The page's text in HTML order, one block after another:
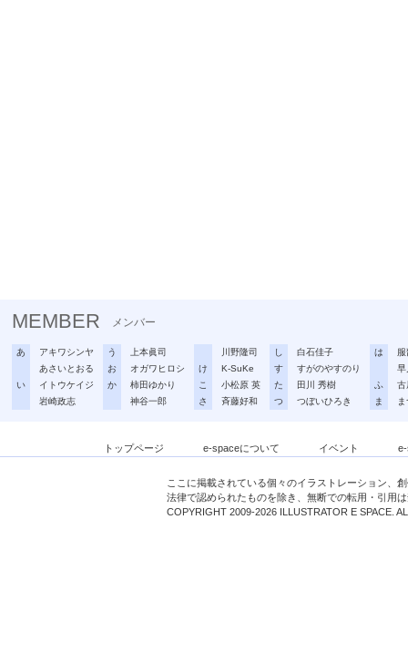
MEMBER メンバー
あ
アキワシンヤ
あさいとおる
い
イトウケイジ
岩崎政志
う
上本眞司
お
オガワヒロシ
か
柿田ゆかり
神谷一郎
川野隆司
け
K-SuKe
こ
小松原 英
さ
斉藤好和
し
白石佳子
す
すがのやすのり
た
田川 秀樹
つ
つぼいひろき
は
早
ふ
古
ま
トップページ e-spaceについて イベント
ここに掲載されている個々のイラストレーション、
法律で認められたものを除き、無断での転用・引用
COPYRIGHT 2009-2026 ILLUSTRATOR E SPACE.